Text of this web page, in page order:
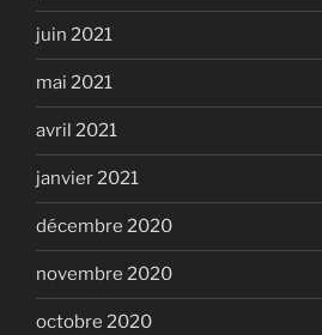
juin 2021
mai 2021
avril 2021
janvier 2021
décembre 2020
novembre 2020
octobre 2020